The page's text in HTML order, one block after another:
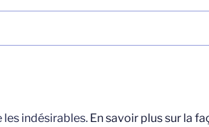
indésirables. En savoir plus sur la